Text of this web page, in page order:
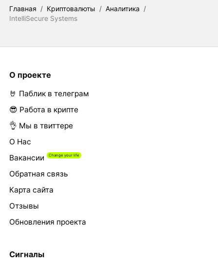
Главная / Криптовалюты / Аналитика /
IntelliSecure Systems
О проекте
🤘 Паблик в телеграм
😎 Работа в крипте
👌 Мы в твиттере
О Нас
Вакансии
Обратная связь
Карта сайта
Отзывы
Обновления проекта
Сигналы